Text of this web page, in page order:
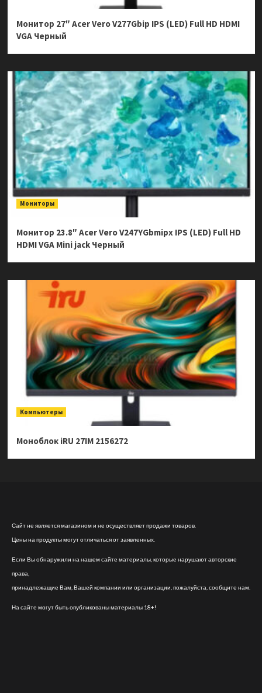
Монитор 27″ Acer Vero V277Gbip IPS (LED) Full HD HDMI
VGA Черный
Мониторы
Монитор 23.8″ Acer Vero V247YGbmipx IPS (LED) Full HD
HDMI VGA Mini jack Черный
Компьютеры
Моноблок iRU 27IM 2156272
Сайт не является магазином и не осуществляет продажи товаров.
Цены на продукты могут отличаться от заявленных.
Если Вы обнаружили на нашем сайте материалы, которые нарушают авторские
права,
принадлежащие Вам, Вашей компании или организации, пожалуйста, сообщите нам.
На сайте могут быть опубликованы материалы 18+!